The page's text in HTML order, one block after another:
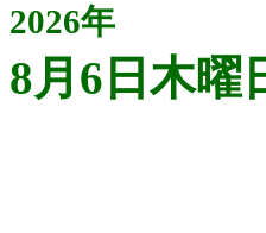
2026年
8月6日木曜